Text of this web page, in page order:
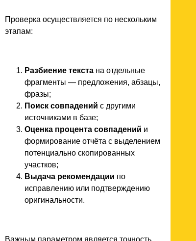
Проверка осуществляется по нескольким
этапам:
Разбиение текста на отдельные
фрагменты — предложения, абзацы,
фразы;
Поиск совпадений с другими
источниками в базе;
Оценка процента совпадений и
формирование отчёта с выделением
потенциально скопированных
участков;
Выдача рекомендации по
исправлению или подтверждению
оригинальности.
Важным параметром является точность